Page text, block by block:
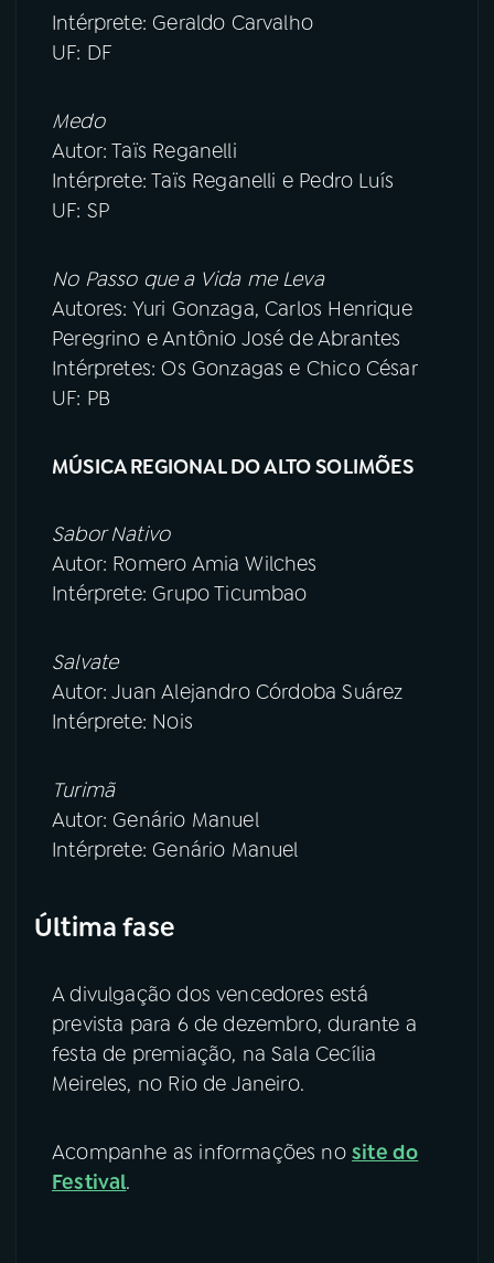
Intérprete: Geraldo Carvalho
UF: DF
Medo
Autor: Taïs Reganelli
Intérprete: Taïs Reganelli e Pedro Luís
UF: SP
No Passo que a Vida me Leva
Autores: Yuri Gonzaga, Carlos Henrique
Peregrino e Antônio José de Abrantes
Intérpretes: Os Gonzagas e Chico César
UF: PB
MÚSICA REGIONAL DO ALTO SOLIMÕES
Sabor Nativo
Autor: Romero Amia Wilches
Intérprete: Grupo Ticumbao
Salvate
Autor: Juan Alejandro Córdoba Suárez
Intérprete: Nois
Turimã
Autor: Genário Manuel
Intérprete: Genário Manuel
Última fase
A divulgação dos vencedores está
prevista para 6 de dezembro, durante a
festa de premiação, na Sala Cecília
Meireles, no Rio de Janeiro.
Acompanhe as informações nosite do
Festival.